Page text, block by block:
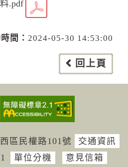
.pdf
間： 2024-05-30 14:53:00
回上頁
區民權路101號
交通資訊
單位分機
意見信箱